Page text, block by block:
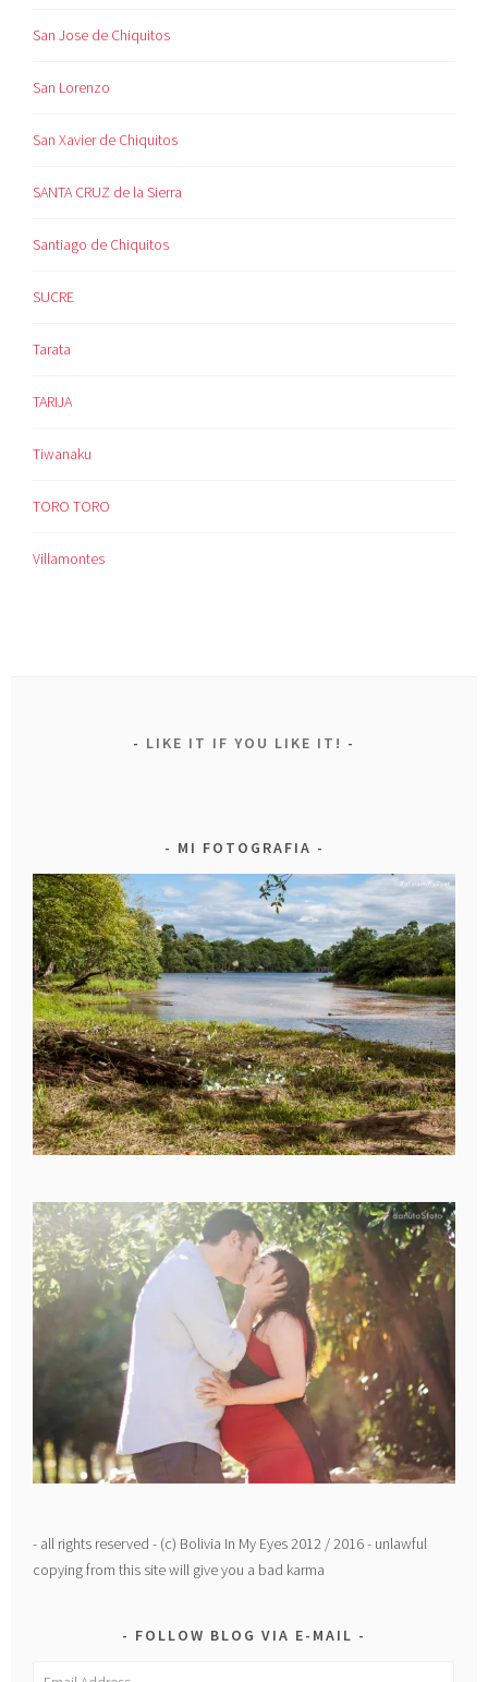
San Jose de Chiquitos
San Lorenzo
San Xavier de Chiquitos
SANTA CRUZ de la Sierra
Santiago de Chiquitos
SUCRE
Tarata
TARIJA
Tiwanaku
TORO TORO
Villamontes
LIKE IT IF YOU LIKE IT!
MI FOTOGRAFIA
- all rights reserved - (c) Bolivia In My Eyes 2012 / 2016 - unlawful
copying from this site will give you a bad karma
FOLLOW BLOG VIA E-MAIL
Email